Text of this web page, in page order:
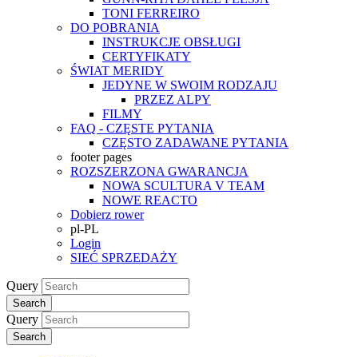
TONI FERREIRO
DO POBRANIA
INSTRUKCJE OBSŁUGI
CERTYFIKATY
ŚWIAT MERIDY
JEDYNE W SWOIM RODZAJU
PRZEZ ALPY
FILMY
FAQ - CZĘSTE PYTANIA
CZĘSTO ZADAWANE PYTANIA
footer pages
ROZSZERZONA GWARANCJA
NOWA SCULTURA V TEAM
NOWE REACTO
Dobierz rower
pl-PL
Login
SIEĆ SPRZEDAŻY
Query
Search
Query
Search